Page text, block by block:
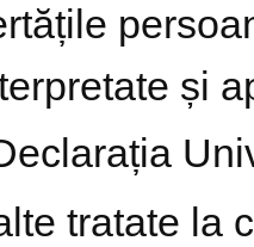
și
tratate la